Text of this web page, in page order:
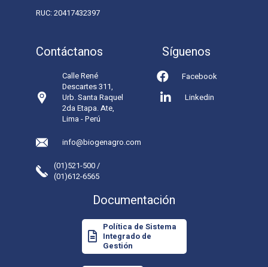
RUC: 20417432397
Contáctanos
Calle René
Descartes 311,
Urb. Santa Raquel
2da Etapa. Ate,
Lima - Perú
info@biogenagro.com
(01)521-500 /
(01)612-6565
Síguenos
Facebook
Linkedin
Documentación
Política de Sistema
Integrado de
Gestión